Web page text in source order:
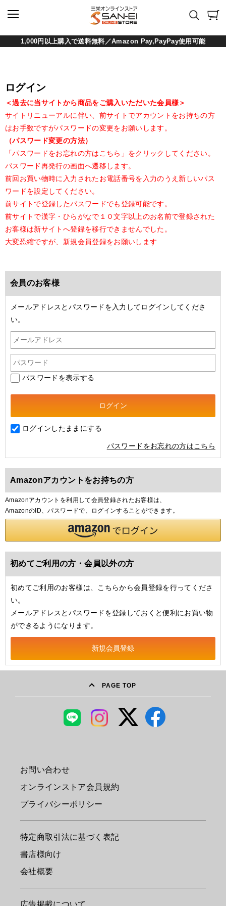
1,000円以上購入で送料無料／Amazon Pay,PayPay使用可能
ログイン
＜過去に当サイトから商品をご購入いただいた会員様＞
サイトリニューアルに伴い、前サイトでアカウントをお持ちの方
はお手数ですがパスワードの変更をお願いします。
（パスワード変更の方法）
「パスワードをお忘れの方はこちら」をクリックしてください。
パスワード再発行の画面へ遷移します。
前回お買い物時に入力されたお電話番号を入力のうえ新しいパス
ワードを設定してください。
前サイトで登録したパスワードでも登録可能です。
前サイトで漢字・ひらがなで１０文字以上のお名前で登録された
お客様は新サイトへ登録を移行できませんでした。
大変恐縮ですが、新規会員登録をお願いします
会員のお客様
メールアドレスとパスワードを入力してログインしてくださ
い。
パスワードを表示する
ログインしたままにする
パスワードをお忘れの方はこちら
Amazonアカウントをお持ちの方
Amazonアカウントを利用して会員登録されたお客様は、
AmazonのID、パスワードで、ログインすることができます。
初めてご利用の方・会員以外の方
初めてご利用のお客様は、こちらから会員登録を行ってくださ
い。
メールアドレスとパスワードを登録しておくと便利にお買い物
ができるようになります。
PAGE TOP
お問い合わせ
オンラインストア会員規約
プライバシーポリシー
特定商取引法に基づく表記
書店様向け
会社概要
広告掲載について